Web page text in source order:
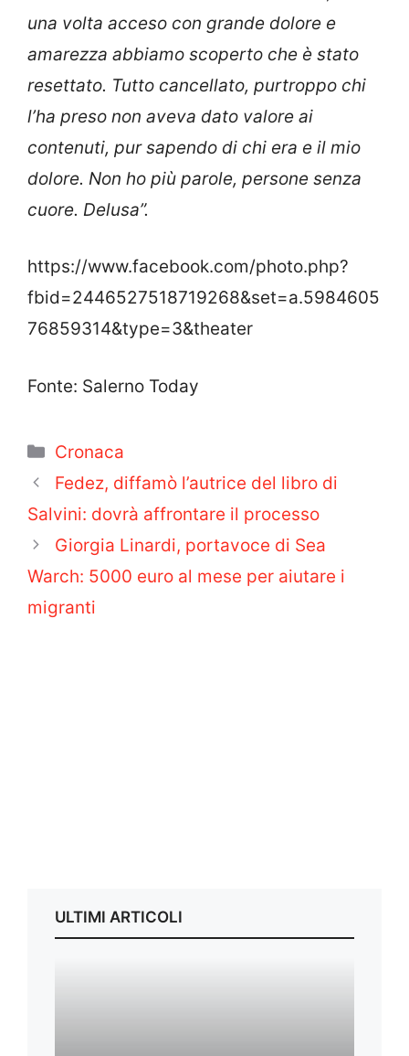
una volta acceso con grande dolore e
amarezza abbiamo scoperto che è stato
resettato. Tutto cancellato, purtroppo chi
l’ha preso non aveva dato valore ai
contenuti, pur sapendo di chi era e il mio
dolore. Non ho più parole, persone senza
cuore. Delusa”.
https://www.facebook.com/photo.php?
fbid=2446527518719268&set=a.5984605
76859314&type=3&theater
Fonte: Salerno Today
Categorie
Cronaca
Fedez, diffamò l’autrice del libro di
Salvini: dovrà affrontare il processo
Giorgia Linardi, portavoce di Sea
Warch: 5000 euro al mese per aiutare i
migranti
ULTIMI ARTICOLI